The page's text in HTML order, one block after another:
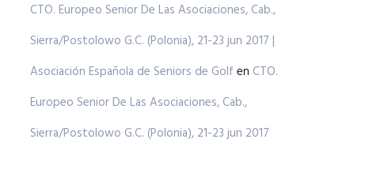
CTO. Europeo Senior De Las Asociaciones, Cab.,
Sierra/Postolowo G.C. (Polonia), 21-23 jun 2017 |
Asociación Española de Seniors de Golf en CTO.
Europeo Senior De Las Asociaciones, Cab.,
Sierra/Postolowo G.C. (Polonia), 21-23 jun 2017